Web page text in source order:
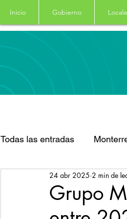
Inicio Gobierno
Todas las entradas
Santa Catarina San
Grupo
24 abr 2025 2 min de